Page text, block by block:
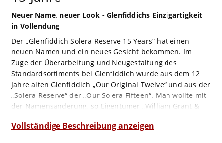
Neuer Name, neuer Look - Glenfiddichs Einzigartigkeit
in Vollendung
Der „Glenfiddich Solera Reserve 15 Years“ hat einen
neuen Namen und ein neues Gesicht bekommen. Im
Zuge der Überarbeitung und Neugestaltung des
Standardsortiments bei Glenfiddich wurde aus dem 12
Jahre alten Glenfiddich „Our Original Twelve“ und aus der
„Solera Reserve“ der „Our Solera Fifteen“. Man wollte mit
der Namensänderung, so Eigentümer „William Grant &
prominent in den Vordergrund rücken. Gleichzeitig soll
Vollständige Beschreibung anzeigen